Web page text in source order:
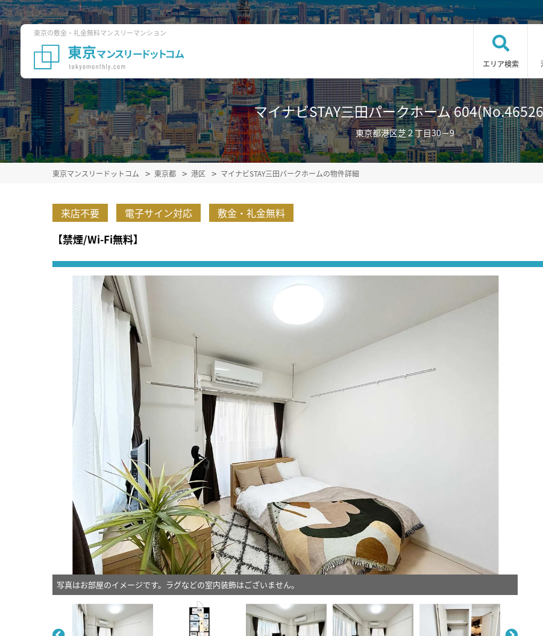
東京の敷金・礼金無料マンスリーマンション
エリア検索
マイナビSTAY三田パークホーム
東京都港区芝２丁目30－9
東京マンスリードットコム 東京都 港区 マイナビSTAY三田パークホームの物件詳細
来店不要 電子サイン対応 敷金・礼金無料
【禁煙/Wi-Fi無料】
写真はお部屋のイメージです。ラグなどの室内装飾はございません。